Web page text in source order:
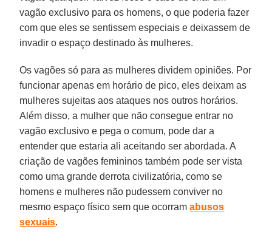
vagão exclusivo para os homens, o que poderia fazer
com que eles se sentissem especiais e deixassem de
invadir o espaço destinado às mulheres.
Os vagões só para as mulheres dividem opiniões. Por
funcionar apenas em horário de pico, eles deixam as
mulheres sujeitas aos ataques nos outros horários.
Além disso, a mulher que não consegue entrar no
vagão exclusivo e pega o comum, pode dar a
entender que estaria ali aceitando ser abordada. A
criação de vagões femininos também pode ser vista
como uma grande derrota civilizatória, como se
homens e mulheres não pudessem conviver no
mesmo espaço físico sem que ocorramabusos
sexuais.